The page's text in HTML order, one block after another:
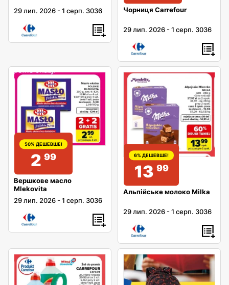
29 лип. 2026 -1 серп. 3036 Чорниця Carrefour
29 лип. 2026 -1 серп. 3036
50% ДЕШЕВШЕ!
2 99
Вершкове масло
Mlekovita
29 лип. 2026 -1 серп. 3036
6% ДЕШЕВШЕ!
13 99
Альпійське молоко Milka
29 лип. 2026 -1 серп. 3036